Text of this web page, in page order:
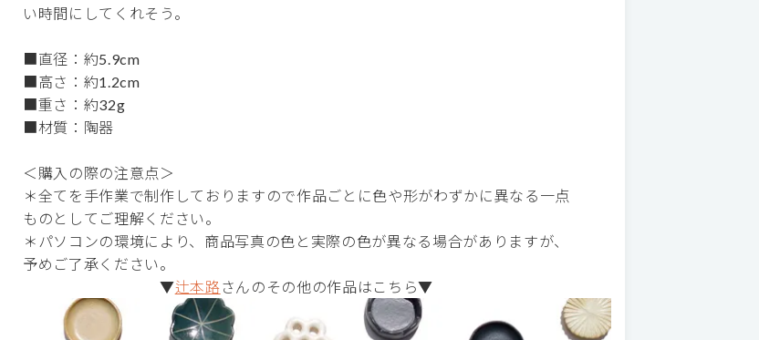
い時間にしてくれそう。
■直径：約5.9cm
■高さ：約1.2cm
■重さ：約32g
■材質：陶器
＜購入の際の注意点＞
＊全てを手作業で制作しておりますので作品ごとに色や形がわずかに異なる一点
ものとしてご理解ください。
＊パソコンの環境により、商品写真の色と実際の色が異なる場合がありますが、
予めご了承ください。
▼辻本路さんのその他の作品はこちら▼